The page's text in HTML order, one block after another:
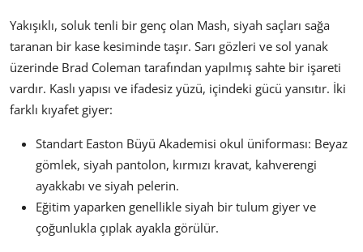
Yakışıklı, soluk tenli bir genç olan Mash, siyah saçları sağa
taranan bir kase kesiminde taşır. Sarı gözleri ve sol yanak
üzerinde Brad Coleman tarafından yapılmış sahte bir işareti
vardır. Kaslı yapısı ve ifadesiz yüzü, içindeki gücü yansıtır. İki
farklı kıyafet giyer:
Standart Easton Büyü Akademisi okul üniforması: Beyaz
gömlek, siyah pantolon, kırmızı kravat, kahverengi
ayakkabı ve siyah pelerin.
Eğitim yaparken genellikle siyah bir tulum giyer ve
çoğunlukla çıplak ayakla görülür.